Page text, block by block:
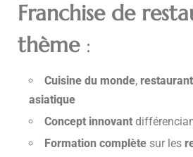
Franchise de
thème:
Cuisine du monde,
asiatique
Concept innovant
Formation complète sur les